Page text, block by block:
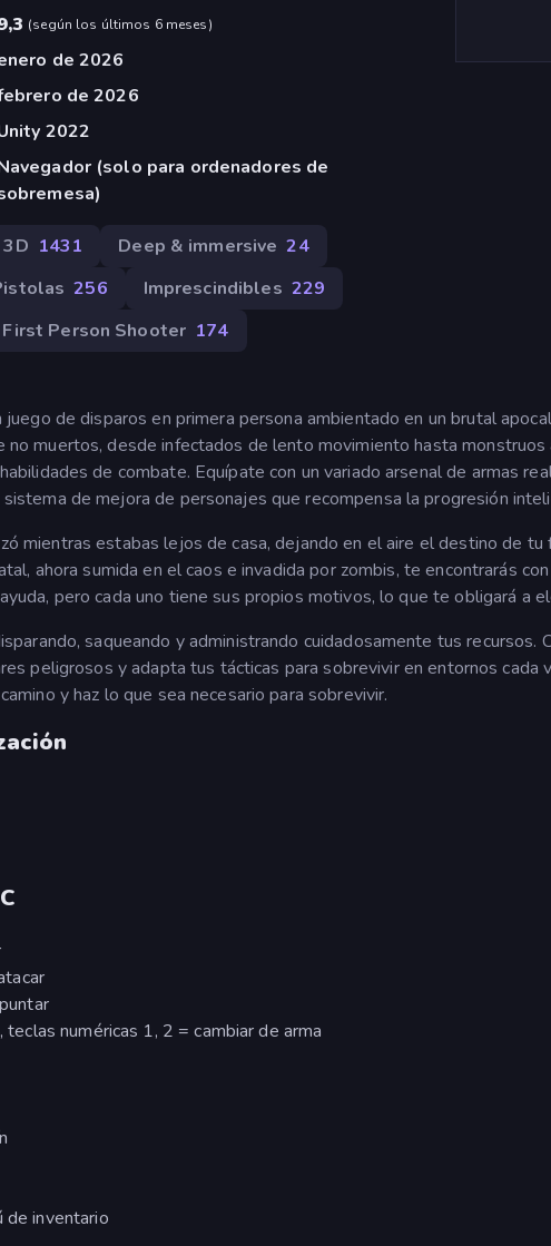
(según los últimos 6 meses)
de 2026
de 2026
2022
(solo para ordenadores de
3D 1431 Deep & immersive 24
256 Imprescindibles 229
First Person Shooter 174
de disparos en primera persona ambientado en un brutal
no muertos, desde infectados de lento movimiento hasta
de combate. Equípate con un variado arsenal de armas
de mejora de personajes que recompensa la progresión
mientras estabas lejos de casa, dejando en el aire el destino de tu
ahora sumida en el caos e invadida por zombis, te encontrarás
pero cada uno tiene sus propios motivos, lo que te obligará a
saqueando y administrando cuidadosamente tus recursos.
peligrosos y adapta tus tácticas para sobrevivir en entornos cada
y haz lo que sea necesario para sobrevivir.
teclas numéricas 1, 2 = cambiar de arma
de inventario